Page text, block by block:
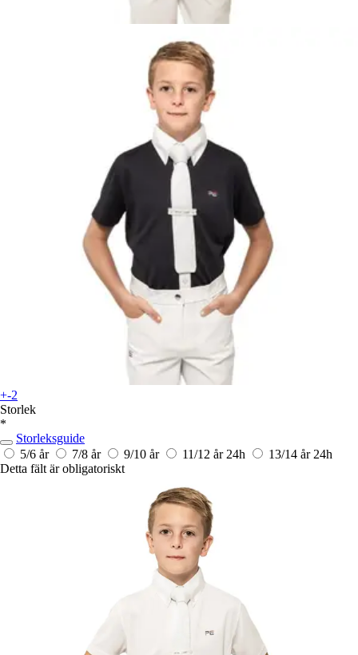
+-2
Storlek
*
Storleksguide
5/6 år
7/8 år 9/10 år 11/12 år 24h 13/14 år 24h
Detta fält är obligatoriskt